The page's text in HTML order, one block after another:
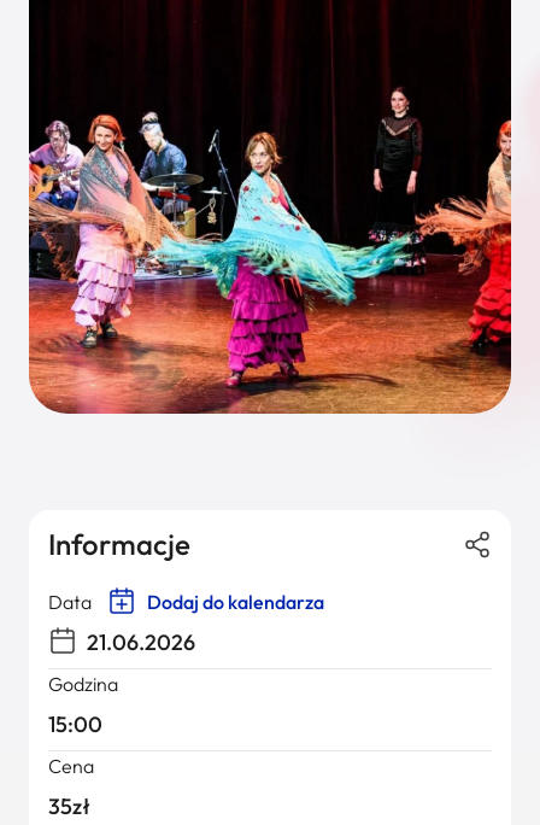
Informacje
Data Dodaj do kalendarza
21.06.2026
Godzina
15:00
Cena
35zł